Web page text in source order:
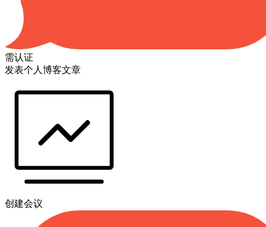
需认证
发表个人博客文章
创建会议